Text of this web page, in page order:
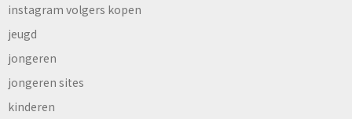
instagram volgers kopen
jeugd
jongeren
jongeren sites
kinderen